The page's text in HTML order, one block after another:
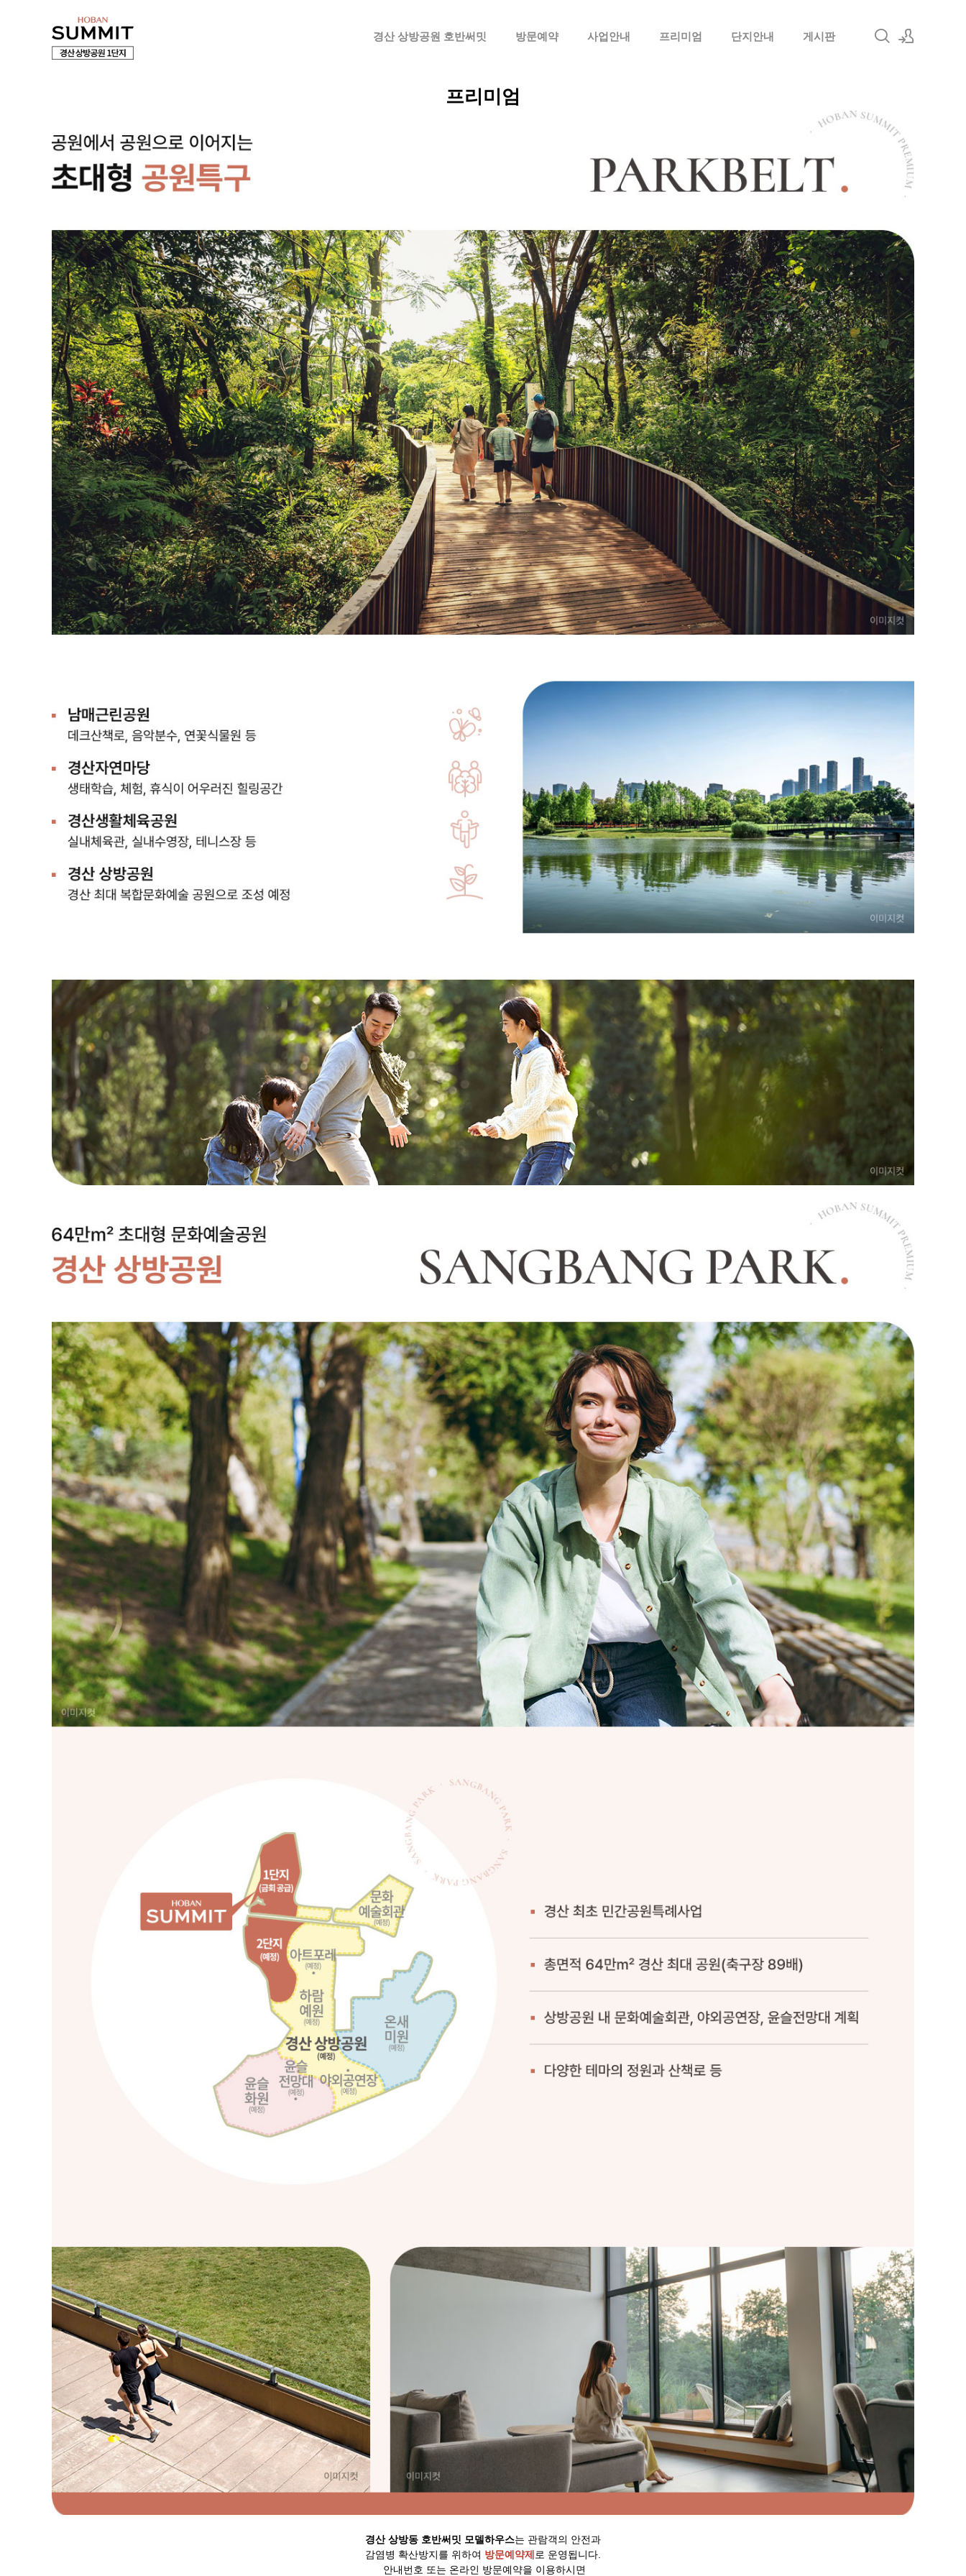
경산 상방공원 호반써밋 방문예약 사업안내 프리미엄 단지안내 게시판
프리미엄
경산 상방동 호반써밋 모델하우스는 관람객의 안전과
감염병 확산방지를 위하여 방문예약제 로 운영됩니다.
안내번호 또는 온라인 방문예약을 이용하시면